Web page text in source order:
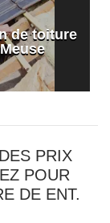
de toiture
PRIX
POUR
DE ENT.